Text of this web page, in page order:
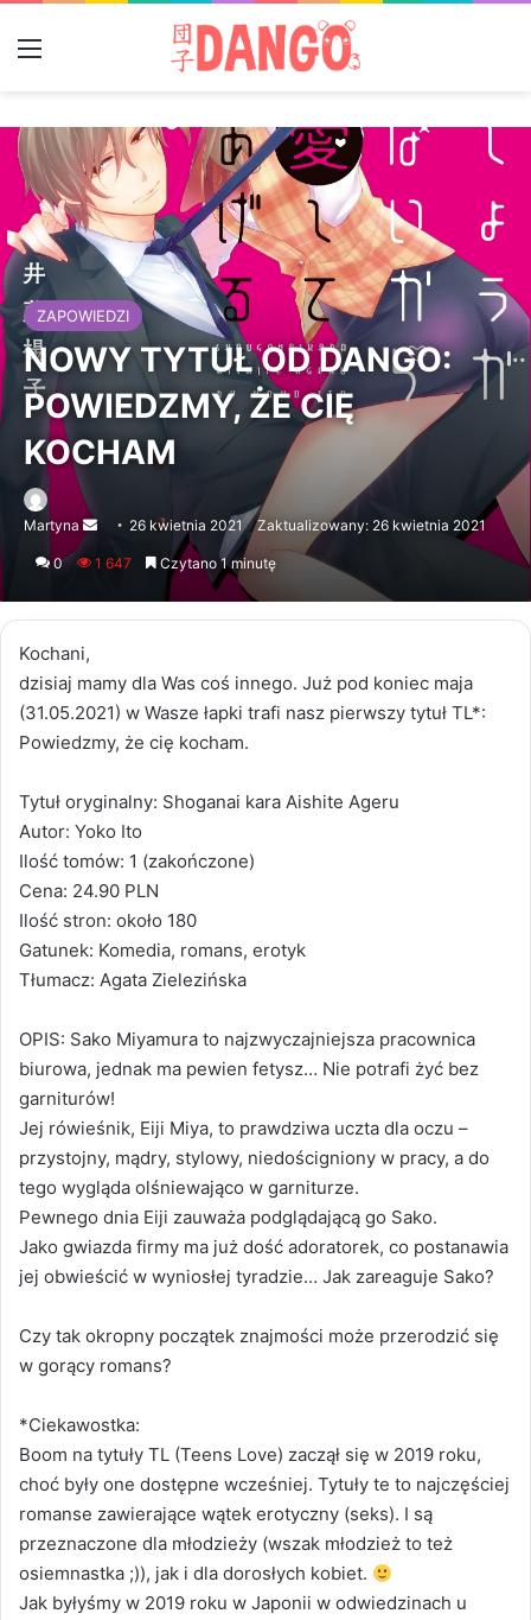
ZAPOWIEDZI
NOWY TYTUŁ OD DANGO:
POWIEDZMY, ŻE CIĘ
KOCHAM
Martyna
Send
an
26 kwietnia 2021 Zaktualizowany: 26 kwietnia 2021
0 1 647 Czytano 1 minutę
Kochani,
dzisiaj mamy dla Was coś innego. Już pod koniec maja
(31.05.2021) w Wasze łapki trafi nasz pierwszy tytuł TL*:
Powiedzmy, że cię kocham.
Tytuł oryginalny: Shoganai kara Aishite Ageru
Autor: Yoko Ito
Ilość tomów: 1 (zakończone)
Cena: 24.90 PLN
Ilość stron: około 180
Gatunek: Komedia, romans, erotyk
Tłumacz: Agata Zielezińska
OPIS: Sako Miyamura to najzwyczajniejsza pracownica
biurowa, jednak ma pewien fetysz… Nie potrafi żyć bez
garniturów!
Jej rówieśnik, Eiji Miya, to prawdziwa uczta dla oczu –
przystojny, mądry, stylowy, niedościgniony w pracy, a do
tego wygląda olśniewająco w garniturze.
Pewnego dnia Eiji zauważa podglądającą go Sako.
Jako gwiazda firmy ma już dość adoratorek, co postanawia
jej obwieścić w wyniosłej tyradzie… Jak zareaguje Sako?
Czy tak okropny początek znajmości może przerodzić się
w gorący romans?
*Ciekawostka:
Boom na tytuły TL (Teens Love) zaczął się w 2019 roku,
choć były one dostępne wcześniej. Tytuły te to najczęściej
romanse zawierające wątek erotyczny (seks). I są
przeznaczone dla młodzieży (wszak młodzież to też
osiemnastka ;)), jak i dla dorosłych kobiet.
Jak byłyśmy w 2019 roku w Japonii w odwiedzinach u